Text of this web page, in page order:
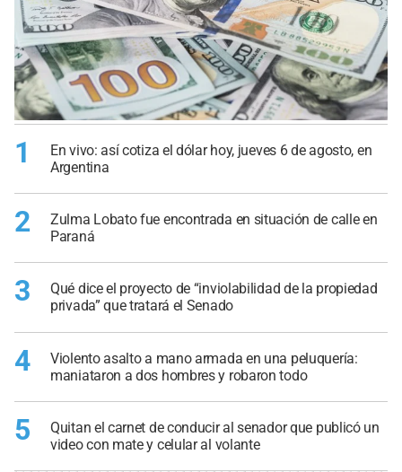
1
En vivo: así cotiza el dólar hoy, jueves 6 de agosto, en
Argentina
2
Zulma Lobato fue encontrada en situación de calle en
Paraná
3
Qué dice el proyecto de “inviolabilidad de la propiedad
privada” que tratará el Senado
4
Violento asalto a mano armada en una peluquería:
maniataron a dos hombres y robaron todo
5
Quitan el carnet de conducir al senador que publicó un
video con mate y celular al volante